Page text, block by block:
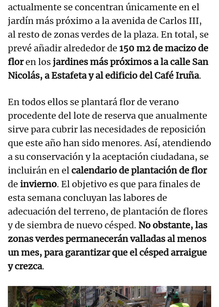
actualmente se concentran únicamente en el
jardín más próximo a la avenida de Carlos III,
al resto de zonas verdes de la plaza. En total, se
prevé añadir alrededor de 150 m2 de macizo de
floren losjardines más próximos a la calle San
Nicolás, a Estafeta y al edificio del Café Iruña.
En todos ellos se plantará flor de verano
procedente del lote de reserva que anualmente
sirve para cubrir las necesidades de reposición
que este año han sido menores. Así, atendiendo
a su conservación y la aceptación ciudadana, se
incluirán en elcalendario de plantación de flor
de invierno. El objetivo es que para finales de
esta semana concluyan las labores de
adecuación del terreno, de plantación de flores
y de siembra de nuevo césped. No obstante, las
zonas verdes permanecerán valladas al menos
un mes, para garantizar que el césped arraigue
y crezca.